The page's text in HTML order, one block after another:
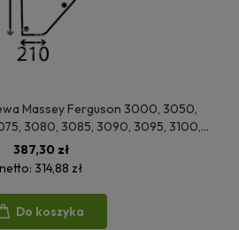
Massey Ferguson 3000, 3050,
3080, 3085, 3090, 3095, 3100,
3610, 3630, 3650, 3660, 3670, 3680,
3635, 3645, 3655
387,30 zł
netto: 314,88 zł
Do koszyka